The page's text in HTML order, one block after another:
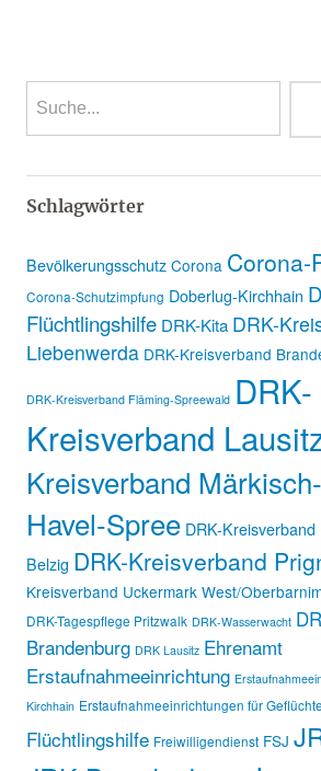
Schlagwörter
Bevölkerungsschutz Corona Corona-
Corona-Schutzimpfung Doberlug-Kirchhain
Flüchtlingshilfe DRK-Kita DRK-
Liebenwerda DRK-Kreisverband
DRK-Kreisverband Fläming-Spreewald DRK-
Kreisverband
Kreisverband
Havel-Spree DRK-
Belzig DRK-Kreisverband
Kreisverband Uckermark West/
DRK-Tagespflege Pritzwalk DRK-Wasserwacht
Brandenburg DRK Lausitz Ehrenamt
Erstaufnahmeeinrichtung
Kirchhain Erstaufnahmeeinrichtungen für
Flüchtlingshilfe Freiwilligendienst FSJ